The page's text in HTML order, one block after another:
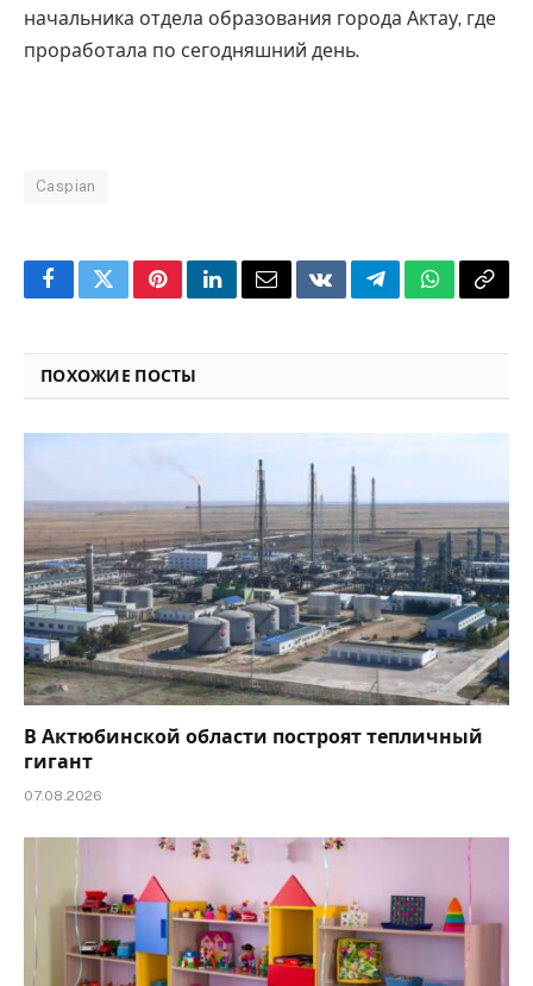
начальника отдела образования города Актау, где
проработала по сегодняшний день.
Caspian
FacebookTwitterPinterestLinkedInEmailVKontakteTelegramWhatsApp
Copy
ПОХОЖИЕ ПОСТЫ
В Актюбинской области построят тепличный
гигант
07.08.2026